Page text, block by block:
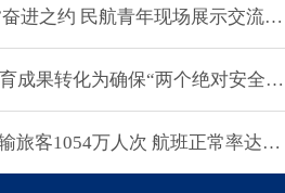
以青春之我 赴“十五五”奋进之约 民航青年现场
成果转化为确保“两个绝对安全”
旅客1054万人次 航班正常率达